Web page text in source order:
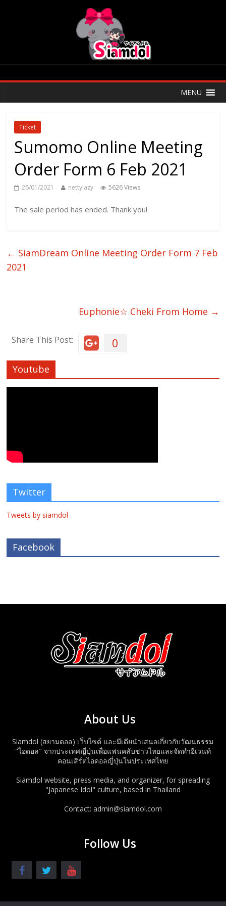
MENU
Ticket
Sumomo Online Meeting
Order Form 6 Feb 2021
26/01/2021 nettylazy 5626 Views
The sale period has ended. Thank you!
← SiamDream Online Meeting Order Form 7 Feb
2021
Euphonie☆ Cheki From Home →
Share This Post: 0
Youtube
Twitter
Tweets by siamdol
Facebook
About Us
Siamdol (สยามดอล) เว็บไซต์ และมีเดียนำเสนอเกี่ยวกับวัฒนธรรม
"ไอดอล" จากประเทศญี่ปุ่นเพื่อแฟนคลับชาวไทยและจัดทำอีเวนท์
คอนเสิร์ตไอดอลญี่ปุ่นในประเทศไทย
Siamdol website, press media, and organizer, for spreading
"Japanese Idol" culture, based in Thailand
Contact: admin@siamdol.com
Follow Us